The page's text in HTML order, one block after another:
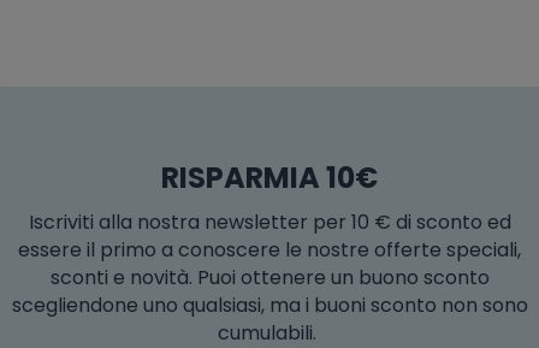
RISPARMIA 10€
Iscriviti alla nostra newsletter per 10 € di sconto ed
essere il primo a conoscere le nostre offerte speciali,
sconti e novità. Puoi ottenere un buono sconto
scegliendone uno qualsiasi, ma i buoni sconto non sono
cumulabili.